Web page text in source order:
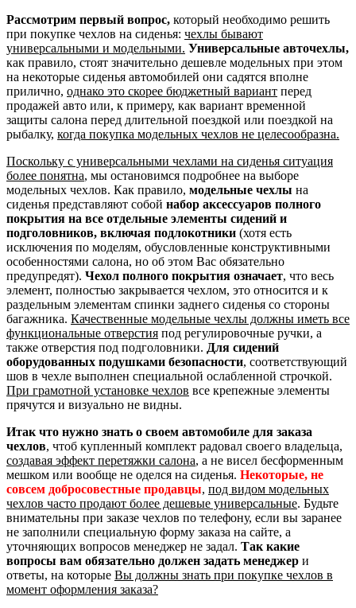
Рассмотрим первый вопрос, который необходимо решить
при покупке чехлов на сиденья: чехлы бывают
универсальными и модельными. Универсальные авточехлы,
как правило, стоят значительно дешевле модельных при этом
на некоторые сиденья автомобилей они садятся вполне
прилично, однако это скорее бюджетный вариант перед
продажей авто или, к примеру, как вариант временной
защиты салона перед длительной поездкой или поездкой на
рыбалку, когда покупка модельных чехлов не целесообразна.
Поскольку с универсальными чехлами на сиденья ситуация
более понятна, мы остановимся подробнее на выборе
модельных чехлов. Как правило, модельные чехлы на
сиденья представляют собой набор аксессуаров полного
покрытия на все отдельные элементы сидений и
подголовников, включая подлокотники (хотя есть
исключения по моделям, обусловленные конструктивными
особенностями салона, но об этом Вас обязательно
предупредят). Чехол полного покрытия означает, что весь
элемент, полностью закрывается чехлом, это относится и к
раздельным элементам спинки заднего сиденья со стороны
багажника. Качественные модельные чехлы должны иметь все
функциональные отверстия под регулировочные ручки, а
также отверстия под подголовники. Для сидений
оборудованных подушками безопасности, соответствующий
шов в чехле выполнен специальной ослабленной строчкой.
При грамотной установке чехлов все крепежные элементы
прячутся и визуально не видны.
Итак что нужно знать о своем автомобиле для заказа
чехлов, чтоб купленный комплект радовал своего владельца,
создавая эффект перетяжки салона, а не висел бесформенным
мешком или вообще не оделся на сиденья. Некоторые, не
совсем добросовестные продавцы, под видом модельных
чехлов часто продают более дешевые универсальные. Будьте
внимательны при заказе чехлов по телефону, если вы заранее
не заполнили специальную форму заказа на сайте, а
уточняющих вопросов менеджер не задал. Так какие
вопросы вам обязательно должен задать менеджер и
ответы, на которые Вы должны знать при покупке чехлов в
момент оформления заказа?